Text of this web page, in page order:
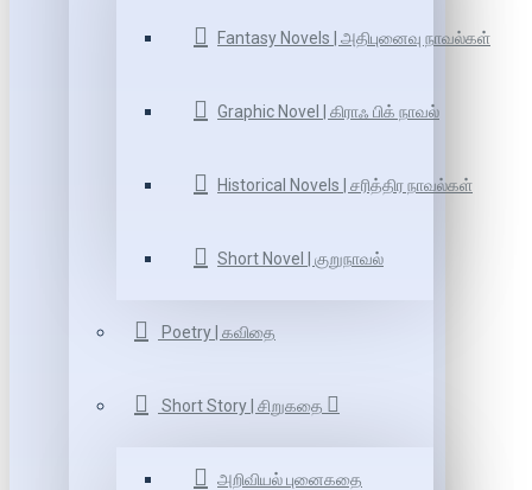
Fantasy Novels | அதிபுனைவு நாவல்கள்
Graphic Novel | கிராஃ பிக் நாவல்
Historical Novels | சரித்திர நாவல்கள்
Short Novel | குறுநாவல்
Poetry | கவிதை
Short Story | சிறுகதை
அறிவியல் புனைகதை